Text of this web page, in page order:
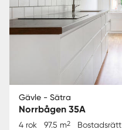
Gävle - Sätra
Norrbågen 35A
4 rok 97.5 m2 Bostadsrätt